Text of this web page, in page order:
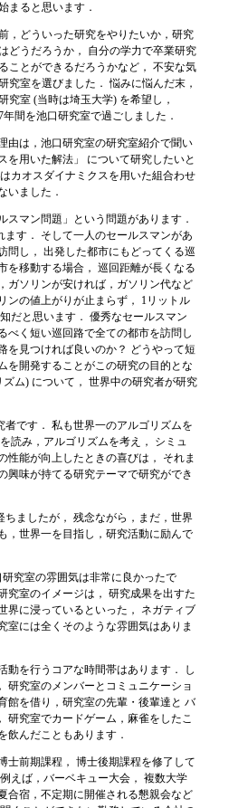
まると思います．
，どういった研究をやりたいか，研究
どうだろうか， 自分の学力で卒業研究
ことができるだろうかなど， 不安な気
究室を選びました． 悩みに悩んだ末，
究室 (当時は埼玉大学) を希望し，
年間を池口研究室で過ごしました．
由は，池口研究室の研究室紹介で聞い
を用いた解法」 について研究したいと
カオスダイナミクスを用いた組合わせ
いました．
マン問題」という問題があります．
す． そして一人のセールスマンがあ
問し， 出発した都市にもどってくる巡
を移動する場合， 巡回距離が長くなる
ガソリンが安ければ，ガソリン代など
ンの値上がりが止まらず， 1リットル
だと思います． 優秀なセールスマン
べく短い巡回路で全ての都市を訪問し
を見つければ良いのか？ どうやって短
を開発することがこの研究の目的とな
ム) について， 世界中の研究者が研究
です． 私も世界一のアルゴリズムを
読み，アルゴリズムを考え， シミュ
性能が向上したときの喜びは， それま
興味が持てる研究テーマで研究ができ
ましたが， 残念ながら，まだ，世界
，世界一を目指し，研究活動に励んで
究室の雰囲気は非常に良かったで
究室のイメージは， 研究成果を出すた
界に浸っているといった， ネガティブ
室には全くそのような雰囲気はありま
動を行うコアな時間帯はあります． し
研究室のメンバーとコミュニケーショ
館を借り，研究室の先輩・後輩達と バ
研究室でカードゲーム，麻雀をしたこ
飲んだこともあります．
士前期課程， 博士後期課程を修了して
えば，バーベキュー大会， 複数大学
合宿，不定期に開催される懇親会など